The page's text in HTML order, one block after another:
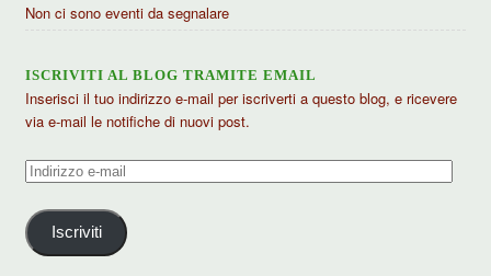
Non ci sono eventi da segnalare
ISCRIVITI AL BLOG TRAMITE EMAIL
Inserisci il tuo indirizzo e-mail per iscriverti a questo blog, e ricevere
via e-mail le notifiche di nuovi post.
Indirizzo
mail
Iscriviti